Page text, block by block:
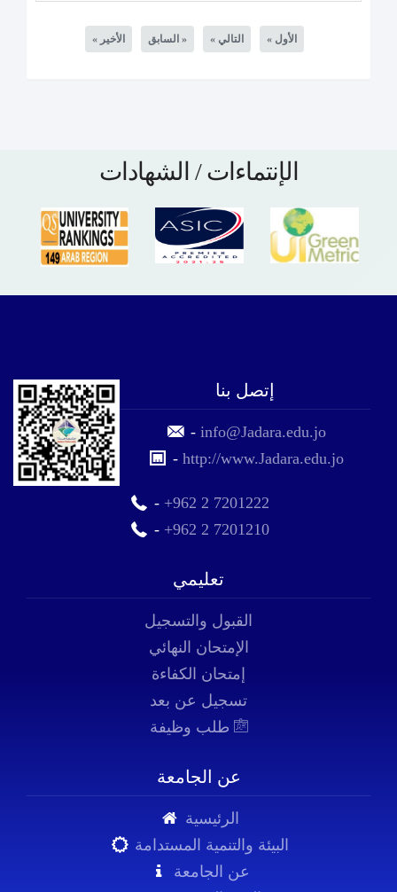
« الأخير السابق » « التالي « الأول
الإنتماءات / الشهادات
إتصل بنا
-info@Jadara.edu.jo
-http://www.Jadara.edu.jo
- +962 2 7201222
- +962 2 7201210
تعليمي
القبول والتسجيل
الإمتحان النهائي
إمتحان الكفاءة
تسجيل عن بعد
عن الجامعة
الرئيسية
البيئة والتنمية المستدامة
عن الجامعة